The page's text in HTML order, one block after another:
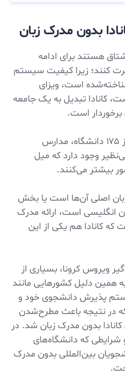
بدون مدرک زبان
هستند برای ادامه
کنند؛ زیرا کیفیت سیستم
است، ویزای
کانادا تبدیل به یک جامعه
است.
از طرف دیگر، در کشور کانادا بیش از ۱۷۵ دانشگاه، مدارس
وجود دارد که میل
بیشتر می‌کنند.
اصلی آن‌ها است یا بخش
انگلیسی است، ارائه مدرک
که کانادا هم یکی از این
ویروس کرونا، بسیاری از
همین دلیل کشورهایی مانند
پذیرش دانشجوی خود و
که در نتیجه باعث مطرح‌شدن
بدون مدرک زبان شد. در
شرایطی که دانشگاه‌های
بین‌المللی بدون مدرک